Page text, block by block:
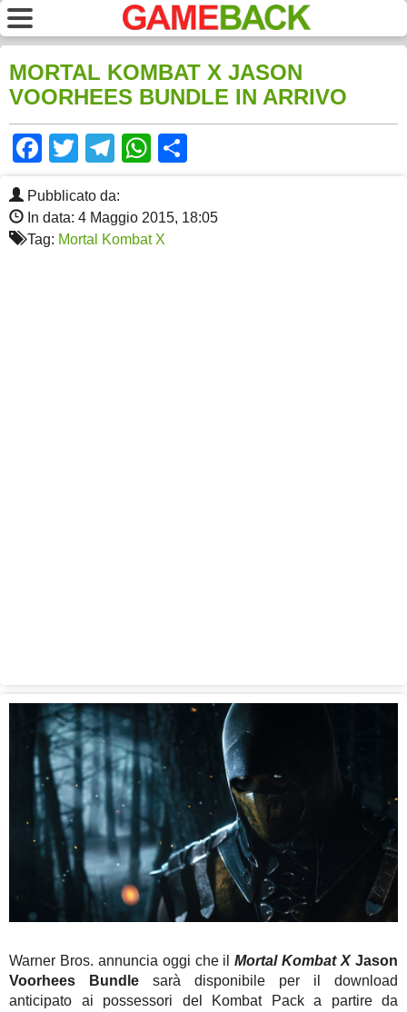
MORTAL KOMBAT X JASON
VOORHEES BUNDLE IN ARRIVO
Facebook
TwitterTelegram
WhatsApp
Pubblicato da:
In data: 4 Maggio 2015, 18:05
Tag: Mortal Kombat X
Warner Bros. annuncia oggi che ilMortal Kombat XJason
Voorhees Bundle sarà disponibile per il download
anticipato ai possessori del Kombat Pack a partire da